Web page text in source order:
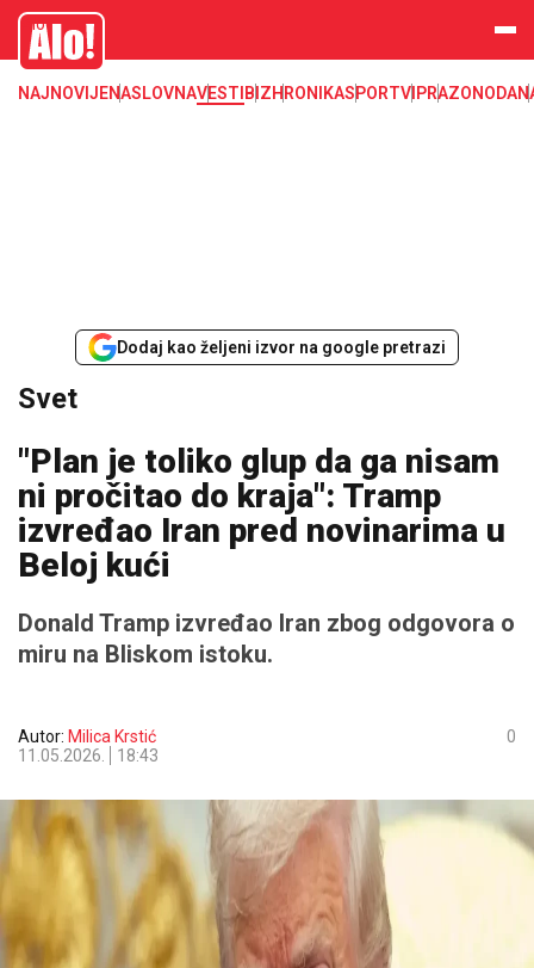
Svet, Ruske vesti, Planeta, Region
Alo
NAJNOVIJENASLOVNAVESTI BIZHRONIKASPORTVIPRAZONODA
Dodaj kao željeni izvor na google pretrazi
Svet
"Plan je toliko glup da ga nisam
ni pročitao do kraja": Tramp
izvređao Iran pred novinarima u
Beloj kući
Donald Tramp izvređao Iran zbog odgovora o
miru na Bliskom istoku.
Autor: Milica Krstić
11.05.2026.
18:43
0